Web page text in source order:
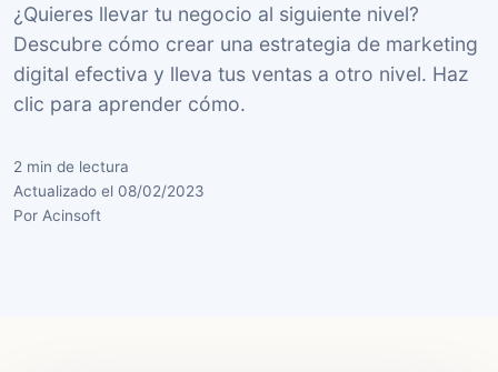
¿Quieres llevar tu negocio al siguiente nivel?
Descubre cómo crear una estrategia de marketing
digital efectiva y lleva tus ventas a otro nivel. Haz
clic para aprender cómo.
2 min de lectura
Actualizado el 08/02/2023
Por Acinsoft